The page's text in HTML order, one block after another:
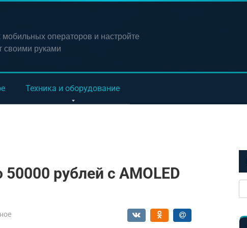
мобильных операторов и настройте
своими руками
Техника и оборудование
рублей с AMOLED